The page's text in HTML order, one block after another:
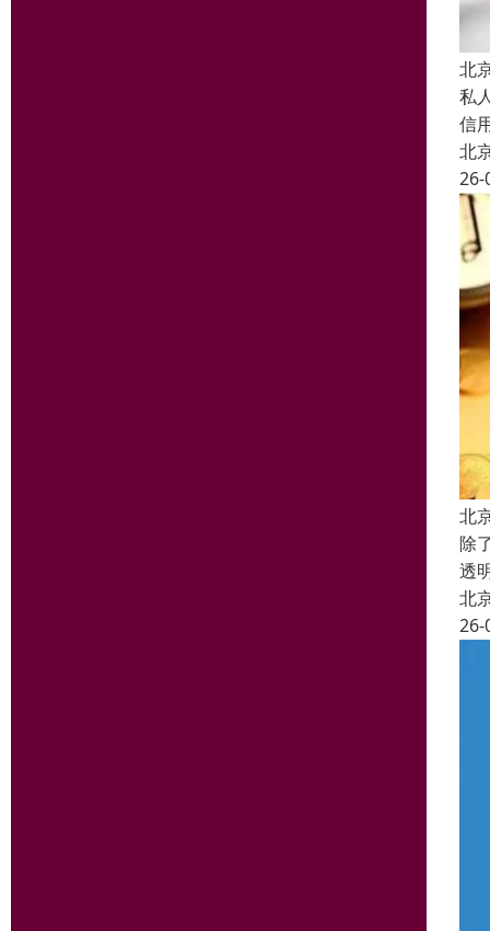
北
私
信
北
26-
北
除
透
北
26-